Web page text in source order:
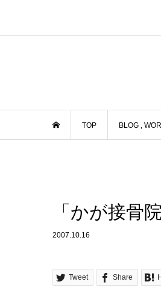
TOP BLOG
「かが接骨
2007.10.16
Tweet Share